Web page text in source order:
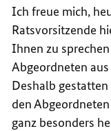
Ich freue mich,
Ratsvorsitzende
Ihnen zu
Abgeordneten
Deshalb gestatten
den
ganz besonders